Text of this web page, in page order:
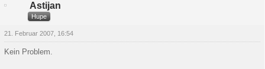
Astijan
Hupe
21. Februar 2007, 16:54
Kein Problem.